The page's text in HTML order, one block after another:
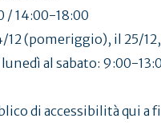
/ 14:00-18:00
12 (pomeriggio), il 25/
al sabato: 9:00-
di accessibilità qui a